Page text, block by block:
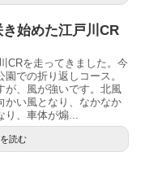
始めた江戸川CR
CRを走ってきました。今
での折り返しコース。
が、風が強いです。北風
かい風となり、なかなか
り、車体が煽...
読む